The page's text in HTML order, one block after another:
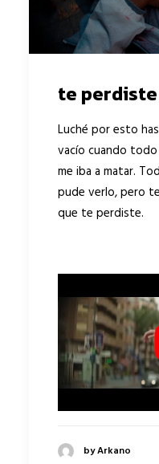
te perdiste
Luché por esto
vacío cuando
me iba a matar.
pude verlo, pero
que te perdiste.
by Arkano